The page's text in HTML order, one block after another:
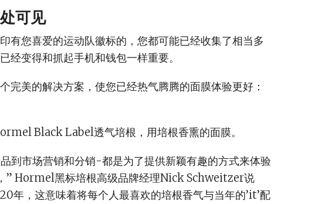
可见
有您喜爱的运动队徽标的，您都可能已经收集了相当多
经变得和抓起手机和钱包一样重要。
美的解决方案，使您已经热气腾腾的面膜体验更好：
Black Label透气培根，用培根香熏的面膜。
到市场营销和分销-都是为了提供新颖有趣的方式来体验
” Hormel黑标培根高级品牌经理Nick Schweitzer说
年，这意味着将每个人最喜欢的培根香气与当年的’it’配